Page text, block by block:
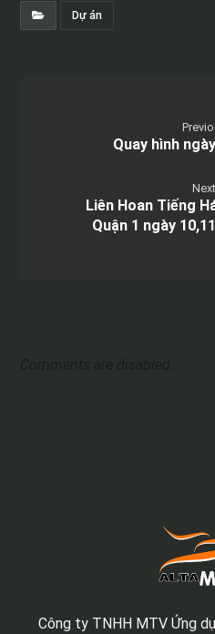
Dự án
Quay hình
Next
Liên Hoan Tiếng
Quận 1 ngày
Công ty TNHH MTV Ứng